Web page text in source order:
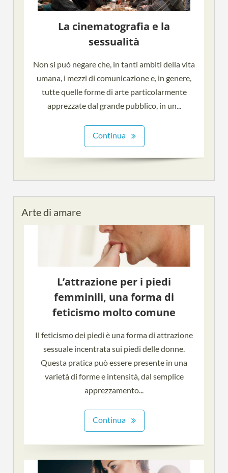
La cinematografia e la
sessualità
Non si può negare che, in tanti ambiti della vita
umana, i mezzi di comunicazione e, in genere,
tutte quelle forme di arte particolarmente
apprezzate dal grande pubblico, in un...
Continua
Arte di amare
L’attrazione per i piedi
femminili, una forma di
feticismo molto comune
Il feticismo dei piedi è una forma di attrazione
sessuale incentrata sui piedi delle donne.
Questa pratica può essere presente in una
varietà di forme e intensità, dal semplice
apprezzamento...
Continua